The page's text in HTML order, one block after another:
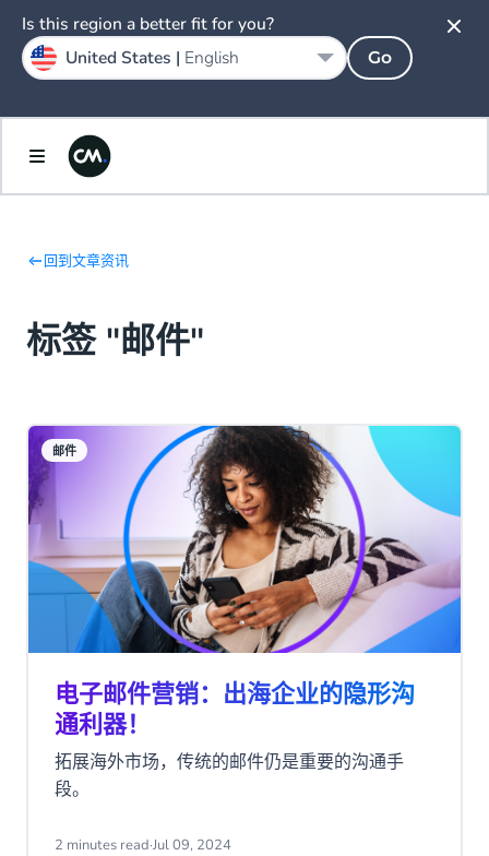
回到文章资讯
标签 "邮件"
邮件
电子邮件营销：出海企业的隐形沟
通利器！
拓展海外市场，传统的邮件仍是重要的沟通手
段。
2 minutes read·Jul 09, 2024
Is this region a better fit for you?
United States | English Go